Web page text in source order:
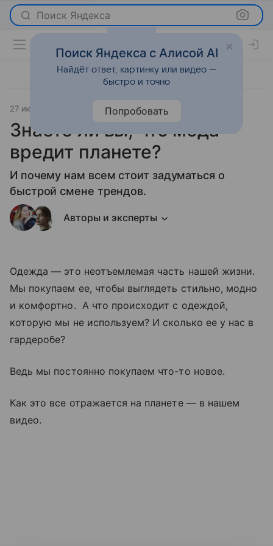
Поиск Яндекса
27 июля 2026 Леди Mail О важном
Знаете ли вы, что мода
вредит планете?
И почему нам всем стоит задуматься о
быстрой смене трендов.
Авторы и эксперты
Одежда — это неотъемлемая часть нашей жизни.
Мы покупаем ее, чтобы выглядеть стильно, модно
и комфортно. А что происходит с одеждой,
которую мы не используем? И сколько ее у нас в
гардеробе?
Ведь мы постоянно покупаем что-то новое.
Как это все отражается на планете — в нашем
видео.
Поиск Яндекса с Алисой AI
Найдёт ответ, картинку или видео —
быстро и точно
Попробовать